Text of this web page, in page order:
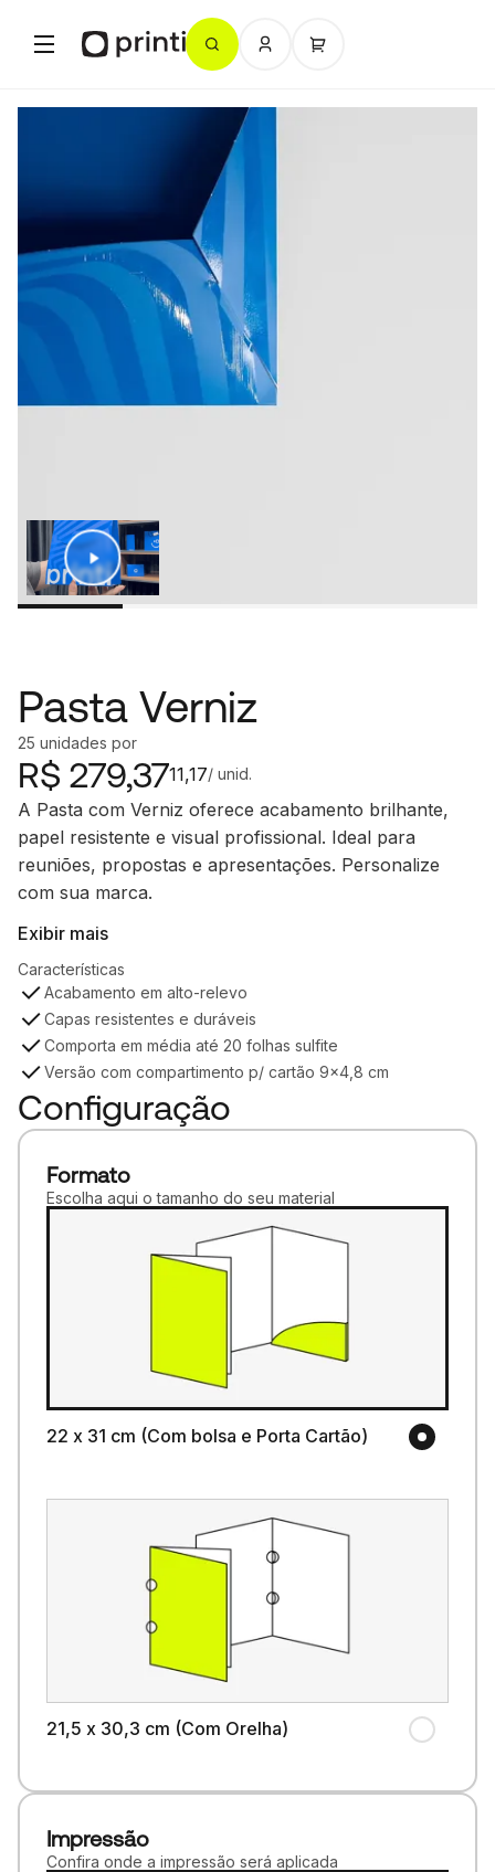
Pasta Verniz
25 unidades por
R$ 279,37 / unid.
11,17
A Pasta com Verniz oferece acabamento brilhante,
papel resistente e visual profissional. Ideal para
reuniões, propostas e apresentações. Personalize
com sua marca.
Exibir mais
Características
Acabamento em alto-relevo
Capas resistentes e duráveis
Comporta em média até 20 folhas sulfite
Versão com compartimento p/ cartão 9x4,8 cm
Configuração
Formato
Escolha aqui o tamanho do seu material
22 x 31 cm (Com bolsa e Porta Cartão)
21,5 x 30,3 cm (Com Orelha)
Impressão
Confira onde a impressão será aplicada